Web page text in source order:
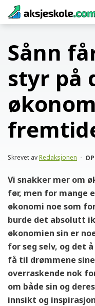
Skip
to
Sånn
styr på
Skrevet avRedaksjonen -
Vi snakker mer om
før, men for mange
økonomi noe som
burde det absolutt
økonomien sin er
for seg selv, og det
få til drømmene
overraskende nok
om både sin og
innsikt og